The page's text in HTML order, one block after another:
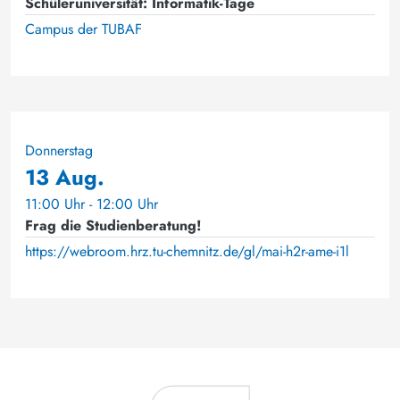
Campus der TUBAF
Donnerstag
13 Aug.
11:00 Uhr - 12:00 Uhr
Frag die Studienberatung!
https://webroom.hrz.tu-chemnitz.de/gl/mai-h2r-ame-i1l